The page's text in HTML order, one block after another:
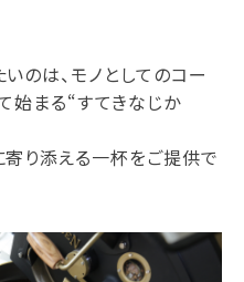
のは、モノとしてのコー
始まる“すてきなじか
り添える一杯をご提供で